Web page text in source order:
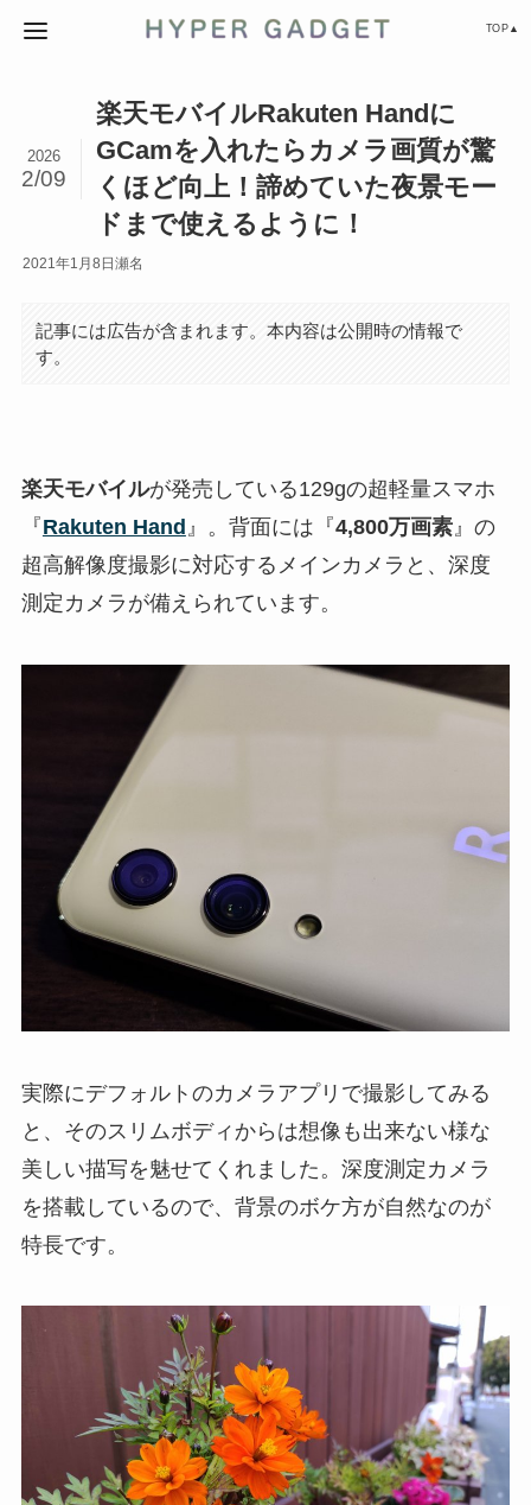
TOP▲
楽天モバイルRakuten Handに
GCamを入れたらカメラ画質が驚
くほど向上！諦めていた夜景モー
ドまで使えるように！
2026
2/09
2021年1月8日 瀬名
記事には広告が含まれます。本内容は公開時の情報で
す。
楽天モバイルが発売している129gの超軽量スマホ
『Rakuten Hand 』。背面には『4,800万画素』の
超高解像度撮影に対応するメインカメラと、深度
測定カメラが備えられています。
実際にデフォルトのカメラアプリで撮影してみる
と、そのスリムボディからは想像も出来ない様な
美しい描写を魅せてくれました。深度測定カメラ
を搭載しているので、背景のボケ方が自然なのが
特長です。